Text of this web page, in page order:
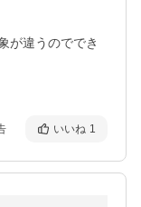
が違うのででき
いいね 1